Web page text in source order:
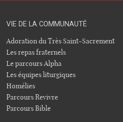
VIE DE LA COMMUNAUTÉ
Adoration du Très Saint-Sacrement
Les repas fraternels
Le parcours Alpha
Les équipes liturgiques
Homélies
Parcours Revivre
Parcours Bible